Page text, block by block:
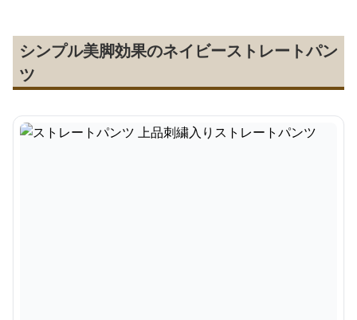
シンプル美脚効果のネイビーストレートパン
ツ